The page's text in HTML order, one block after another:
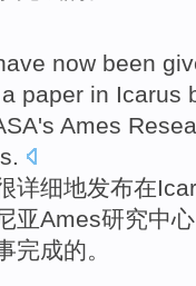
now been
a paper in Icarus
Ames
.
详细地发布在
亚Ames研究中心
完成的。